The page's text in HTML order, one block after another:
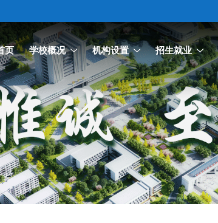
页 学校概况 机构设置 招生就业